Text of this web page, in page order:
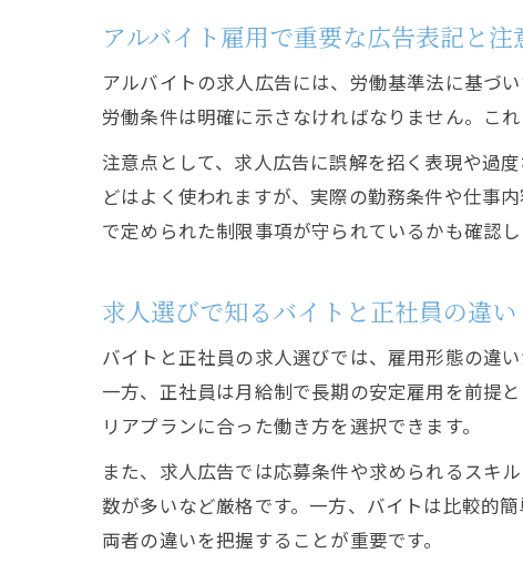
アルバイト雇用で重要な広告表記と注
アルバイトの求人広告には、労働基準法に基づ
労働条件は明確に示さなければなりません。こ
注意点として、求人広告に誤解を招く表現や過
どはよく使われますが、実際の勤務条件や仕事
で定められた制限事項が守られているかも確認し
求人選びで知るバイトと正社員の違い
バイトと正社員の求人選びでは、雇用形態の違
一方、正社員は月給制で長期の安定雇用を前提
リアプランに合った働き方を選択できます。
また、求人広告では応募条件や求められるスキ
数が多いなど厳格です。一方、バイトは比較的
両者の違いを把握することが重要です。